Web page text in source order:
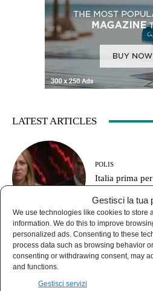
Gestisci la tua
We use technologies like cookies to store
information. We do this to improve
personalized ads. Consenting to these
process data such as browsing behavior
consenting or withdrawing consent, may
and functions.
Gestisci servizi
LATEST ARTICLES
POLIS
Italia prima
le armi prima